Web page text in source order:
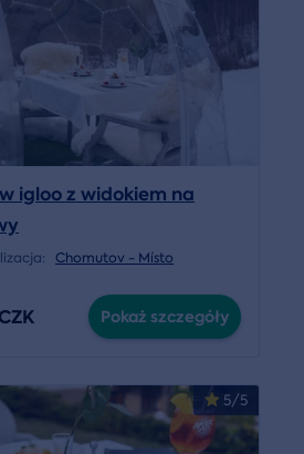
igloo z widokiem na
Chomutov - Místo
Pokaż szczegóły
5/5